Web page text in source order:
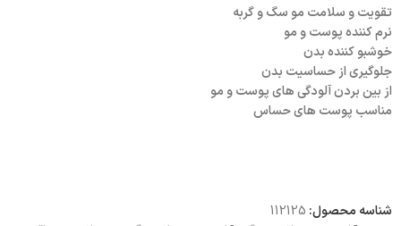
تقویت و سلامت مو سگ و گربه
نرم کننده پوست و مو
خوشبو کننده بدن
جلوگیری از حساسیت بدن
از بین بردن آلودگی های پوست و مو
مناسب پوست های حساس
شناسه محصول: 112125